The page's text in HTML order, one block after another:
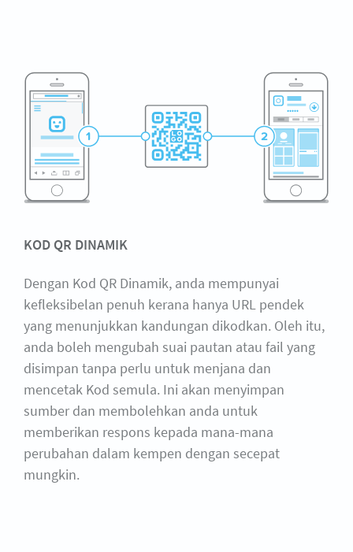
KOD QR DINAMIK
Dengan Kod QR Dinamik, anda mempunyai
kefleksibelan penuh kerana hanya URL pendek
yang menunjukkan kandungan dikodkan. Oleh itu,
anda boleh mengubah suai pautan atau fail yang
disimpan tanpa perlu untuk menjana dan
mencetak Kod semula. Ini akan menyimpan
sumber dan membolehkan anda untuk
memberikan respons kepada mana-mana
perubahan dalam kempen dengan secepat
mungkin.